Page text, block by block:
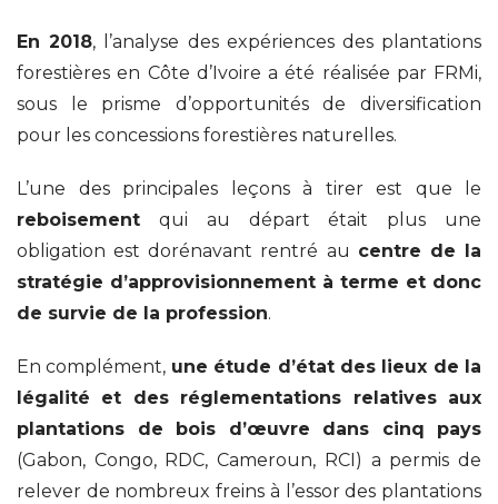
En 2018, l’analyse des expériences des plantations
forestières en Côte d’Ivoire a été réalisée par FRMi,
sous le prisme d’opportunités de diversification
pour les concessions forestières naturelles.
L’une des principales leçons à tirer est que le
reboisement qui au départ était plus une
obligation est dorénavant rentré au centre de la
stratégie d’approvisionnement à terme et donc
de survie de la profession.
En complément, une étude d’état des lieux de la
légalité et des réglementations relatives aux
plantations de bois d’œuvre dans cinq pays
(Gabon, Congo, RDC, Cameroun, RCI) a permis de
relever de nombreux freins à l’essor des plantations